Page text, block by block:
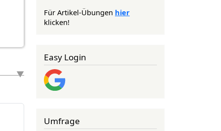
Für Artikel-Übungen hier
klicken!
Easy Login
Umfrage